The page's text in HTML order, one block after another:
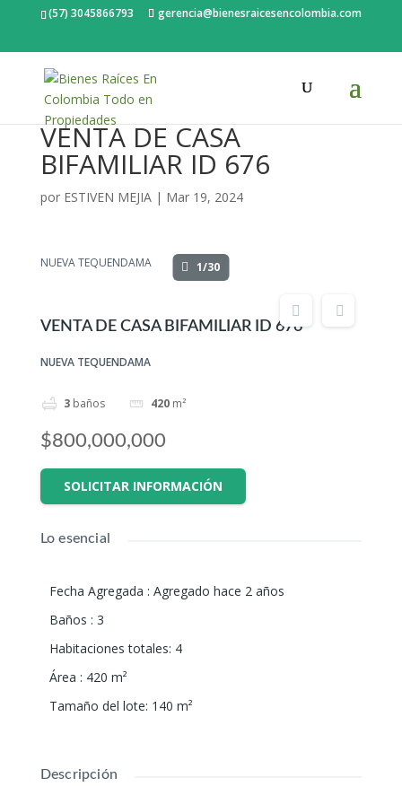
(57) 3045866793 gerencia@bienesraicesencolombia.com
VENTA DE CASA
BIFAMILIAR ID 676
por ESTIVEN MEJIA| Mar 19, 2024
NUEVA TEQUENDAMA 1/30
VENTA DE CASA BIFAMILIAR ID 676
NUEVA TEQUENDAMA
3 baños 420 m²
$800,000,000
SOLICITAR INFORMACIÓN
Lo esencial
Fecha Agregada : Agregado hace 2 años
Baños : 3
Habitaciones totales: 4
Área : 420 m²
Tamaño del lote: 140 m²
Descripción